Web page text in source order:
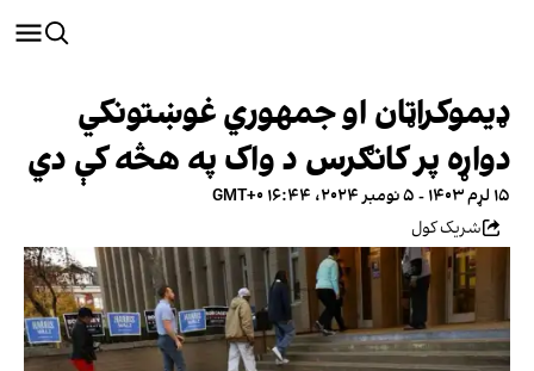
ډیموکراټان او جمهوري غوښتونکي
دواړه پر کانګرس د واک په هڅه کې دي
۱۵ لړم ۱۴۰۳ - ۵ نومبر ۲۰۲۴، ۱۶:۴۴ GMT+۰
شریک کول